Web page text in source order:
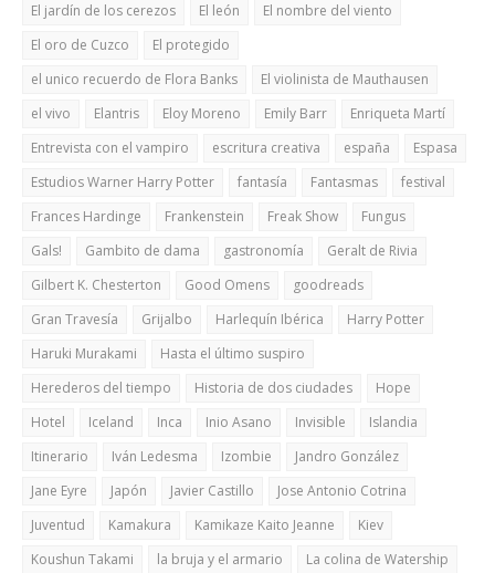
El jardín de los cerezos
El león
El nombre del viento
El oro de Cuzco
El protegido
el unico recuerdo de Flora Banks
El violinista de Mauthausen
el vivo
Elantris Eloy Moreno Emily Barr
Enriqueta Martí
Entrevista con el vampiro
escritura creativa españa
Espasa
Estudios Warner Harry Potter
fantasía Fantasmas
festival
Frances Hardinge
Frankenstein Freak Show
Fungus
Gals!
Gambito de dama gastronomía
Geralt de Rivia
Gilbert K. Chesterton
Good Omens
goodreads
Gran Travesía
Grijalbo Harlequín Ibérica
Harry Potter
Haruki Murakami
Hasta el último suspiro
Herederos del tiempo
Historia de dos ciudades
Hope
Hotel
Iceland Inca Inio Asano Invisible
Islandia
Itinerario
Iván Ledesma Izombie
Jandro González
Jane Eyre
Japón Javier Castillo
Jose Antonio Cotrina
Juventud
Kamakura Kamikaze Kaito Jeanne
Kiev
Koushun Takami
la bruja y el armario
La colina de Watership